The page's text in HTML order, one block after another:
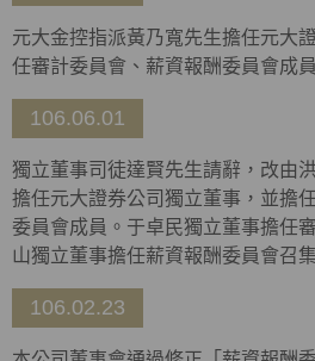
元大金控指派黃乃寬先生擔任元大
任審計委員會、薪資報酬委員會成
106.06.01
獨立董事司徒達賢先生請辭，改由
擔任元大證券公司獨立董事，並擔
委員會成員。于卓民獨立董事擔任
山獨立董事擔任薪資報酬委員會召
106.02.23